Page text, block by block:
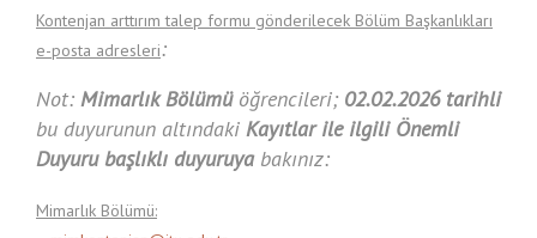
Kontenjan arttırım talep formu gönderilecek Bölüm Başkanlıkları
e-posta adresleri:
Not: Mimarlık Bölümü öğrencileri; 02.02.2026 tarihli
bu duyurunun altındaki Kayıtlar ile ilgili Önemli
Duyuru başlıklı duyuruya bakınız:
Mimarlık Bölümü: